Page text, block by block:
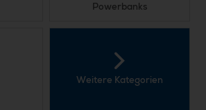
Powerbanks
Weitere Kategorien